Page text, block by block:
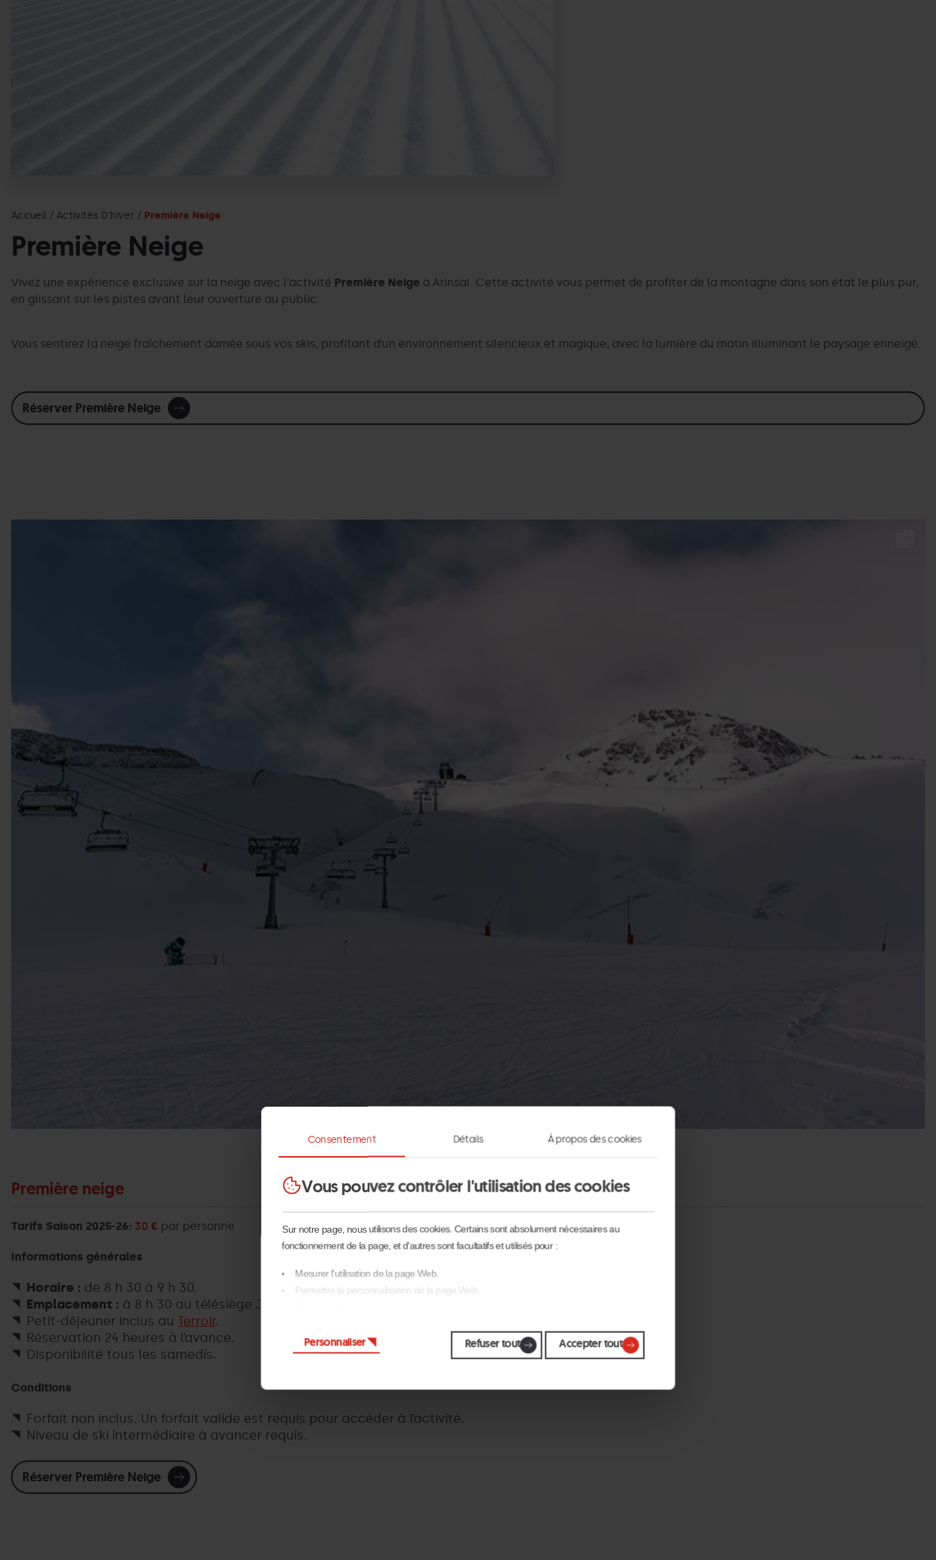
Consentement Détails À propos des cookies
Vous pouvez contrôler l'utilisation des cookies
Sur notre page, nous utilisons des cookies. Certains sont absolument nécessaires au
fonctionnement de la page, et d'autres sont facultatifs et utilisés pour :
Mesurer l'utilisation de la page Web.
Permettre la personnalisation de la page Web.
configurer vous-même, cliquez sur « Configurer ».Refuser tout
Personnaliser Accepter tout
Accueil Activités D'hiver Première Neige
Première Neige
Vivez une expérience exclusive sur la neige avec l’activité Première Neige à Arinsal. Cette activité vous permet de profiter de la montagne dans son état le plus pur,
en glissant sur les pistes avant leur ouverture au public.
Vous sentirez la neige fraîchement damée sous vos skis, profitant d’un environnement silencieux et magique, avec la lumière du matin illuminant le paysage enneigé.
Réserver Première Neige
Première neige
Tarifs Saison 2025-26: 30 € par personne
Informations générales
Horaire : de 8 h 30 à 9 h 30.
Emplacement : à 8 h 30 au télésiège Josep Serra.
Petit-déjeuner inclus au Terroir.
Réservation 24 heures à l’avance.
Disponibilité tous les samedis.
Conditions
Forfait non inclus. Un forfait valide est requis pour accéder à l’activité.
Niveau de ski intermédiaire à avancer requis.
Réserver Première Neige